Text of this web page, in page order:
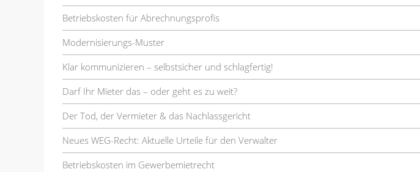
Betriebskosten für Abrechnungsprofis
Modernisierungs-Muster
Klar kommunizieren – selbstsicher und schlagfertig!
Darf Ihr Mieter das – oder geht es zu weit?
Der Tod, der Vermieter & das Nachlassgericht
Neues WEG-Recht: Aktuelle Urteile für den Verwalter
Betriebskosten im Gewerbemietrecht